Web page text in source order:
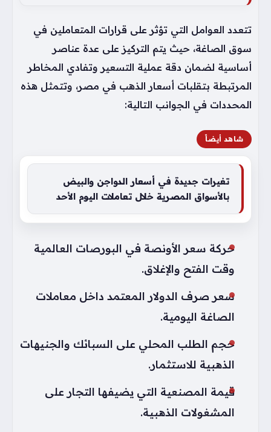
تتعدد العوامل التي تؤثر على قرارات المتعاملين في
سوق الصاغة، حيث يتم التركيز على عدة عناصر
أساسية لضمان دقة عملية التسعير وتفادي المخاطر
المرتبطة بتقلبات أسعار الذهب في مصر، وتتمثل هذه
المحددات في الجوانب التالية:
شاهد أيضاً
تغيرات جديدة في أسعار الدواجن والبيض
بالأسواق المصرية خلال تعاملات اليوم الأحد
حركة سعر الأونصة في البورصات العالمية
وقت الفتح والإغلاق.
سعر صرف الدولار المعتمد داخل معاملات
الصاغة اليومية.
حجم الطلب المحلي على السبائك والجنيهات
الذهبية للاستثمار.
قيمة المصنعية التي يضيفها التجار على
المشغولات الذهبية.